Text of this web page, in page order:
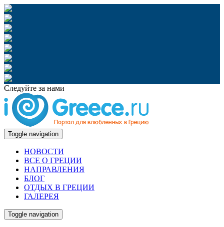
Следуйте за нами
Toggle navigation
НОВОСТИ
ВСЕ О ГРЕЦИИ
НАПРАВЛЕНИЯ
БЛОГ
ОТДЫХ В ГРЕЦИИ
ГАЛЕРЕЯ
Toggle navigation